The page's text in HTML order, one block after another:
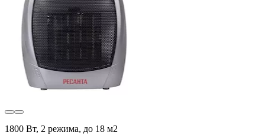
1800 Вт, 2 режима, до 18 м2